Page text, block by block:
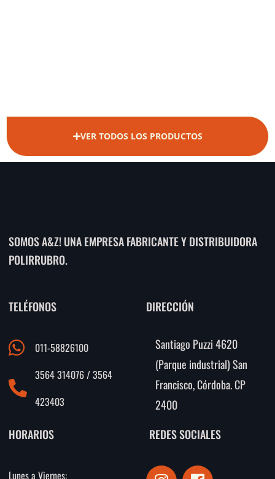
VER TODOS LOS PRODUCTOS
SOMOS A&Z! UNA EMPRESA FABRICANTE Y DISTRIBUIDORA
POLIRRUBRO.
TELÉFONOS
011-58826100
3564 314076 / 3564
423403
DIRECCIÓN
Santiago Puzzi 4620
(Parque industrial) San
Francisco, Córdoba. CP
2400
HORARIOS
Lunes a Viernes:
REDES SOCIALES
I F